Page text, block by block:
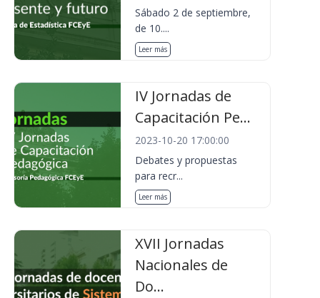
Sábado 2 de septiembre,
de 10....
Leer más
IV Jornadas de
Capacitación Pe...
2023-10-20 17:00:00
Debates y propuestas
para recr...
Leer más
XVII Jornadas
Nacionales de
Do...